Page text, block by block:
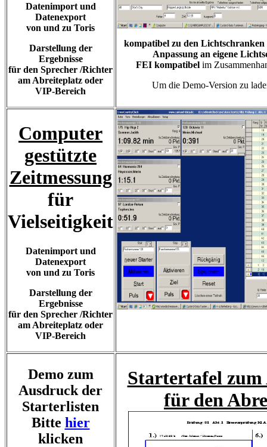
Datenimport und
Datenexport
von und zu Toris
Darstellung der
Ergebnisse
für den Sprecher /Richter
am Abreiteplatz oder
VIP-Bereich
kompatibel zu den
Anpassung an eigene
FEI kompatibelim
Um die Demo-Version zu
Computer
gestützte
Zeitmessung
für
Vielseitigkeit
Datenimport und
Datenexport
von und zu Toris
Darstellung der
Ergebnisse
für den Sprecher /Richter
am Abreiteplatz oder
VIP-Bereich
Demo zum
Ausdruck der
Starterlisten
Bitte hier
klicken
Startertafel zum
für den